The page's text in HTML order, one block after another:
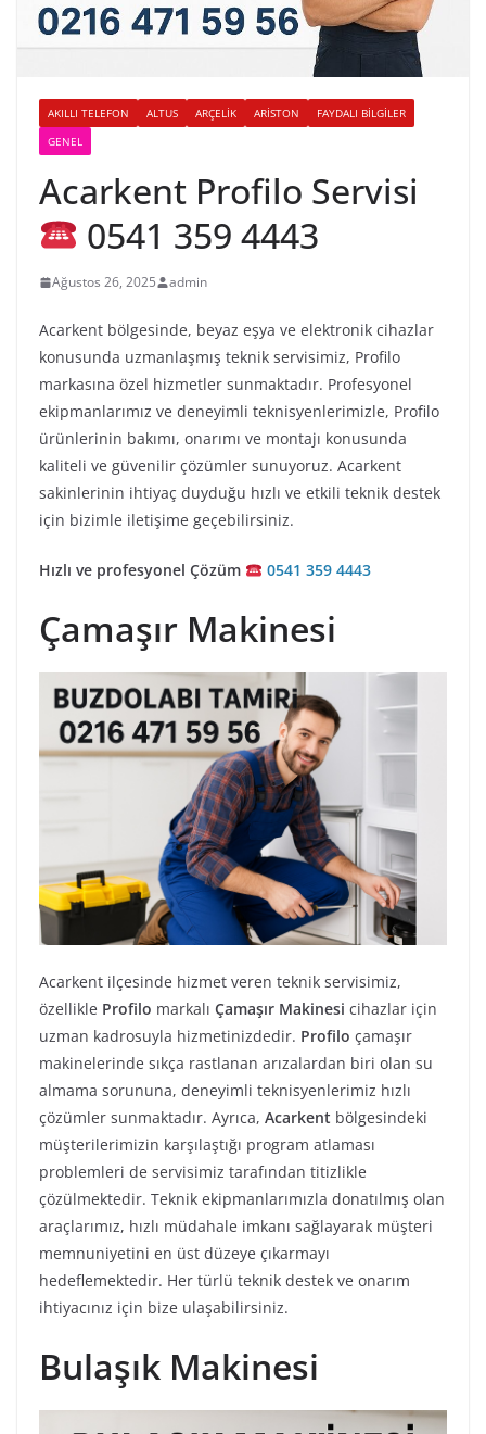
AKILLI TELEFON ALTUS ARÇELIK ARISTON
FAYDALI BILGILER
GENEL
Acarkent Profilo Servisi
0541 359 4443
Ağustos 26, 2025 admin
Acarkent bölgesinde, beyaz eşya ve elektronik cihazlar
konusunda uzmanlaşmış teknik servisimiz, Profilo
markasına özel hizmetler sunmaktadır. Profesyonel
ekipmanlarımız ve deneyimli teknisyenlerimizle, Profilo
ürünlerinin bakımı, onarımı ve montajı konusunda
kaliteli ve güvenilir çözümler sunuyoruz. Acarkent
sakinlerinin ihtiyaç duyduğu hızlı ve etkili teknik destek
için bizimle iletişime geçebilirsiniz.
Hızlı ve profesyonel Çözüm 0541 359 4443
Çamaşır Makinesi
Acarkent ilçesinde hizmet veren teknik servisimiz,
özellikle Profilo markalı Çamaşır Makinesi cihazlar için
uzman kadrosuyla hizmetinizdedir. Profilo çamaşır
makinelerinde sıkça rastlanan arızalardan biri olan su
almama sorununa, deneyimli teknisyenlerimiz hızlı
çözümler sunmaktadır. Ayrıca, Acarkent bölgesindeki
müşterilerimizin karşılaştığı program atlaması
problemleri de servisimiz tarafından titizlikle
çözülmektedir. Teknik ekipmanlarımızla donatılmış olan
araçlarımız, hızlı müdahale imkanı sağlayarak müşteri
memnuniyetini en üst düzeye çıkarmayı
hedeflemektedir. Her türlü teknik destek ve onarım
ihtiyacınız için bize ulaşabilirsiniz.
Bulaşık Makinesi